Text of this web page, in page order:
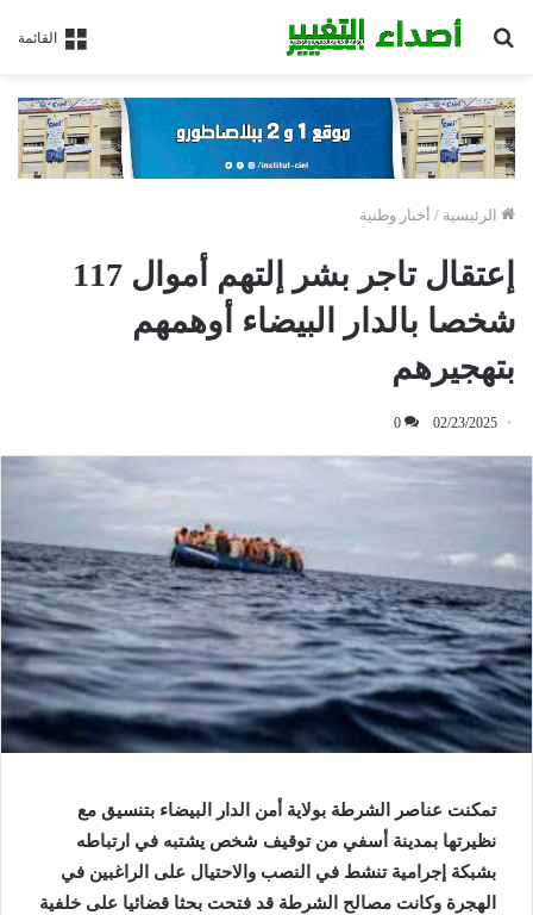
القائمة
الرئيسية / أخبار وطنية
إعتقال تاجر بشر إلتهم أموال 117
شخصا بالدار البيضاء أوهمهم
بتهجيرهم
02/23/2025
0
تمكنت عناصر الشرطة بولاية أمن الدار البيضاء بتنسيق مع
نظيرتها بمدينة أسفي من توقيف شخص يشتبه في ارتباطه
بشبكة إجرامية تنشط في النصب والاحتيال على الراغبين في
الهجرة وكانت مصالح الشرطة قد فتحت بحثا قضائيا على خلفية